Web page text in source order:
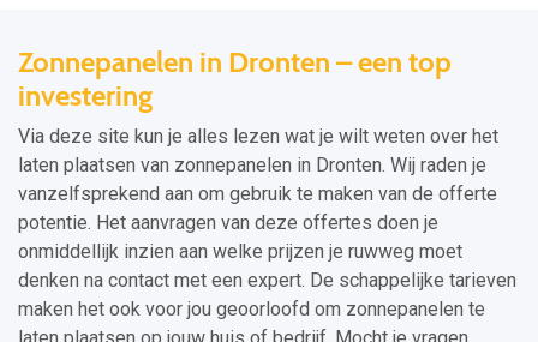
Zonnepanelen in Dronten – een top
investering
Via deze site kun je alles lezen wat je wilt weten over het
laten plaatsen van zonnepanelen in Dronten. Wij raden je
vanzelfsprekend aan om gebruik te maken van de offerte
potentie. Het aanvragen van deze offertes doen je
onmiddellijk inzien aan welke prijzen je ruwweg moet
denken na contact met een expert. De schappelijke tarieven
maken het ook voor jou geoorloofd om zonnepanelen te